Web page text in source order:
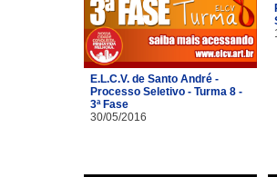
E.L.C.V. de Santo André -
Processo Seletivo - Turma 8 -
3ª Fase
30/05/2016